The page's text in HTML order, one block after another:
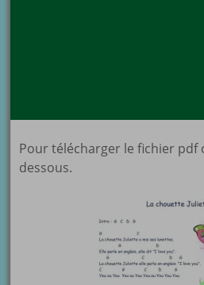
Pour télécharger le fichier pdf
dessous.